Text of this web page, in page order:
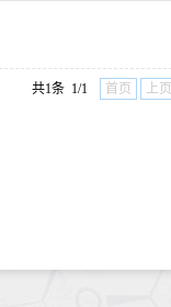
共1条 1/1 首页 上页